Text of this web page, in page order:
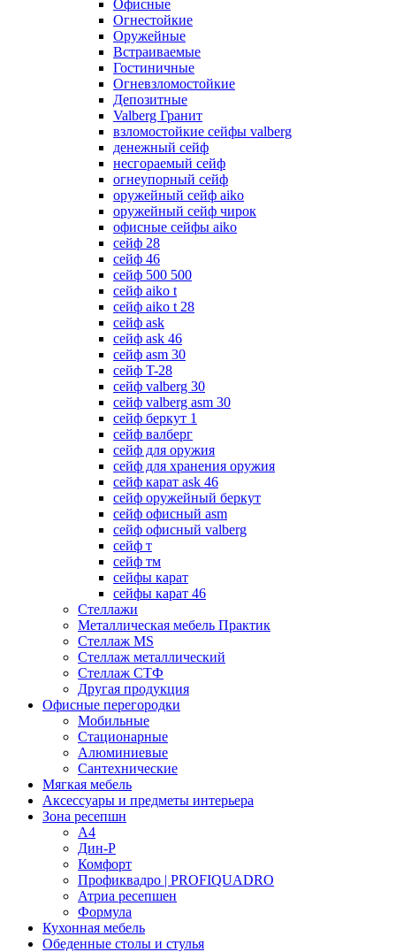
Офисные
Огнестойкие
Оружейные
Встраиваемые
Гостиничные
Огневзломостойкие
Депозитные
Valberg Гранит
взломостойкие сейфы valberg
денежный сейф
несгораемый сейф
огнеупорный сейф
оружейный сейф aiko
оружейный сейф чирок
офисные сейфы aiko
сейф 28
сейф 46
сейф 500 500
сейф aiko t
сейф aiko t 28
сейф ask
сейф ask 46
сейф asm 30
сейф T-28
сейф valberg 30
сейф valberg asm 30
сейф беркут 1
сейф валберг
сейф для оружия
сейф для хранения оружия
сейф карат ask 46
сейф оружейный беркут
сейф офисный asm
сейф офисный valberg
сейф т
сейф тм
сейфы карат
сейфы карат 46
Стеллажи
Металлическая мебель Практик
Стеллаж MS
Стеллаж металлический
Стеллаж СТФ
Другая продукция
Офисные перегородки
Мобильные
Стационарные
Алюминиевые
Сантехнические
Мягкая мебель
Аксессуары и предметы интерьера
Зона ресепшн
А4
Дин-Р
Комфорт
Профиквадро | PROFIQUADRO
Атриа ресепшен
Формула
Кухонная мебель
Обеденные столы и стулья